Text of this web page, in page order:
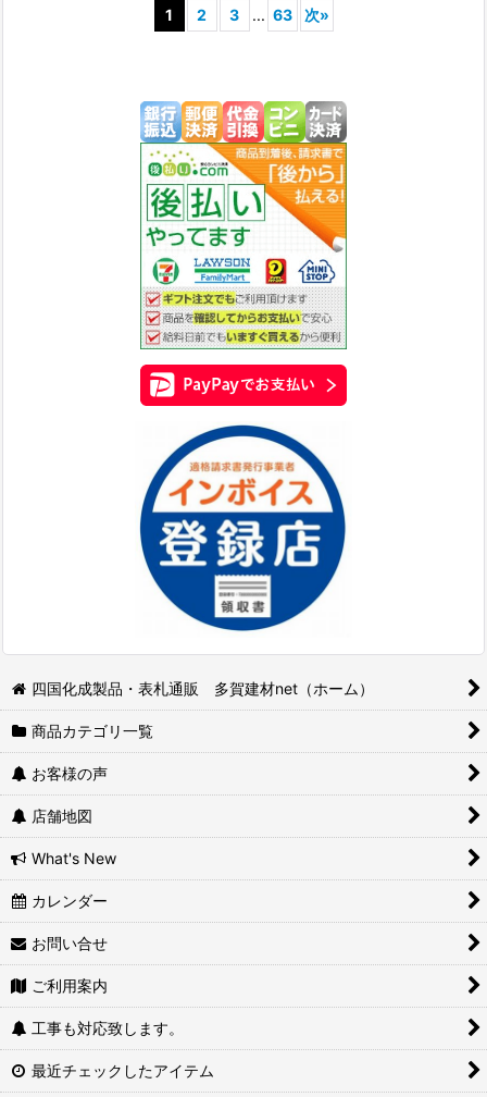
1 2 3 ... 63 次»
四国化成製品・表札通販 多賀建材net（ホーム）
商品カテゴリ一覧
お客様の声
店舗地図
What's New
カレンダー
お問い合せ
ご利用案内
工事も対応致します。
最近チェックしたアイテム